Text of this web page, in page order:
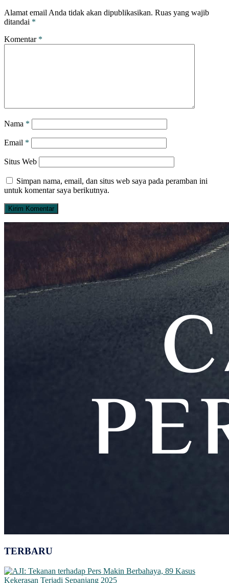
Alamat email Anda tidak akan dipublikasikan. Ruas yang wajib
ditandai *
Komentar *
Nama *
Email *
Situs Web
Simpan nama, email, dan situs web saya pada peramban ini
untuk komentar saya berikutnya.
TERBARU